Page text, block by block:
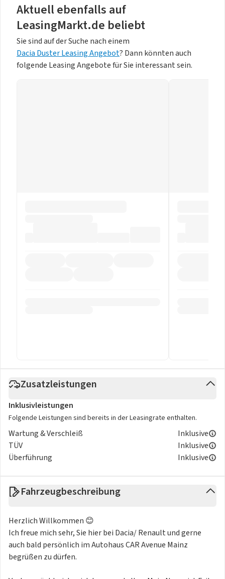
Aktuell ebenfalls auf
LeasingMarkt.de beliebt
Sie sind auf der Suche nach einem
Dacia Duster Leasing Angebot? Dann könnten auch
folgende Leasing Angebote für Sie interessant sein.
Zusatzleistungen
Inklusivleistungen
Folgende Leistungen sind bereits in der Leasingrate enthalten.
Wartung & Verschleiß
Inklusive
TÜV
Inklusive
Überführung
Inklusive
Fahrzeugbeschreibung
Herzlich Willkommen 😊
Ich freue mich sehr, Sie hier bei Dacia/ Renault und gerne
auch bald persönlich im Autohaus CAR Avenue Mainz
begrüßen zu dürfen.